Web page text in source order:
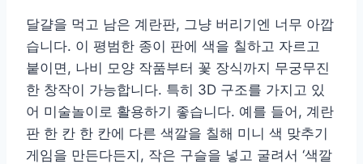
달걀을 먹고 남은 계란판, 그냥 버리기엔 너무 아깝
습니다. 이 평범한 종이 판에 색을 칠하고 자르고
붙이면, 나비 모양 작품부터 꽃 장식까지 무궁무진
한 창작이 가능합니다. 특히 3D 구조를 가지고 있
어 미술놀이로 활용하기 좋습니다. 예를 들어, 계란
판 한 칸 한 칸에 다른 색깔을 칠해 미니 색 맞추기
게임을 만든다든지, 작은 구슬을 넣고 굴려서 ‘색깔